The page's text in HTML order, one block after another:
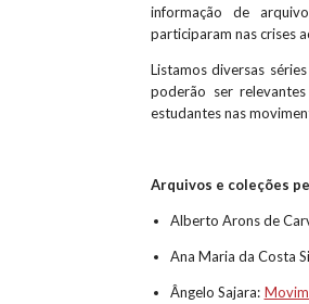
informação de
participaram nas crises
Listamos diversas
poderão ser
estudantes nas
Arquivos e coleções
Alberto Arons de
Ana Maria da Costa
Ângelo Sajara: